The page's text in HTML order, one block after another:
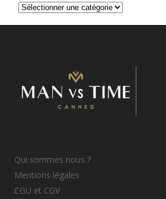
Catégories
Qui sommes nous ?
Mentions légales
CGU et CGV